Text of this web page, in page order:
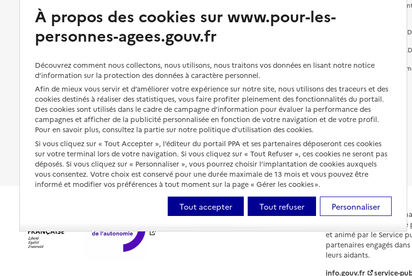
et droits
s'équiper
santé
Organiser à l'avance sa propre
protection
Les mesures de protection
Les obligations de la famille
À qui s’adresser ?
Les politiques du grand âge
Bénéficier de soins à domicile
Aides financières
Partager son logement
Vivre à domicile avec une
maladie ou un handicap
Être hospitalisé
Fin de vie à domicile
Vivre dans une résidence avec
Vivre en accueil familial
Autres solutions de logement
Les différents
Préparer l'entrée en EHPAD
Aides financières en EHPAD
Prévention,
Comprendre les prix en
EHPAD
Droits en EHPAD
Fin de vie en EHPAD
Portail national
et de leurs proches,
et animé par le Service
partenaires engagés
leurs aidants.
info.gouv.fr
service-
À propos des cookies sur www.pour-les-
personnes-agees.gouv.fr
Découvrez comment nous collectons, nous utilisons, nous traitons vos données en lisant notre notice
d’information sur la protection des données à caractère personnel.
Afin de mieux vous servir et d’améliorer votre expérience sur notre site, nous utilisons des traceurs et des
cookies destinés à réaliser des statistiques, vous faire profiter pleinement des fonctionnalités du portail.
Des cookies sont utilisés dans le cadre de campagne d’information pour évaluer la performance des
campagnes et afficher de la publicité personnalisée en fonction de votre navigation et de votre profil.
Pour en savoir plus, consultez la partie sur notre politique d'utilisation des cookies.
Si vous cliquez sur « Tout Accepter », l’éditeur du portail PPA et ses partenaires déposeront ces cookies
sur votre terminal lors de votre navigation. Si vous cliquez sur « Tout Refuser », ces cookies ne seront pas
déposés. Si vous cliquez sur « Personnaliser », vous pourrez choisir l’implantation de cookies auxquels
vous consentez. Votre choix est conservé pour une durée maximale de 13 mois et vous pouvez être
informé et modifier vos préférences à tout moment sur la page « Gérer les cookies ».
Tout accepter Tout refuser Personnaliser